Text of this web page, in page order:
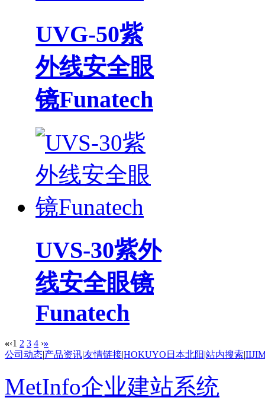
UVG-50紫
外线安全眼
镜Funatech
UVS-30紫外
线安全眼镜
Funatech
«‹1 2 3 4 ›»
公司动态|产品资讯|友情链接|HOKUYO日本北阳|站内搜索|
MetInfo企业建站系统